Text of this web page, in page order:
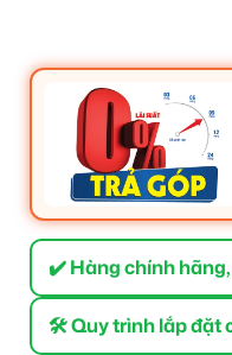
✔️ Hàng chính
🛠 Quy trình lắp đặt